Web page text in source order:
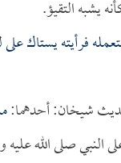
يشبه التقيؤ.
فرأيته يستاك على
شيخان: أحدهما:
النبي صلى الله